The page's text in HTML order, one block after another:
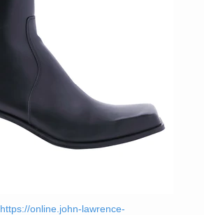
https://online.john-lawrence-